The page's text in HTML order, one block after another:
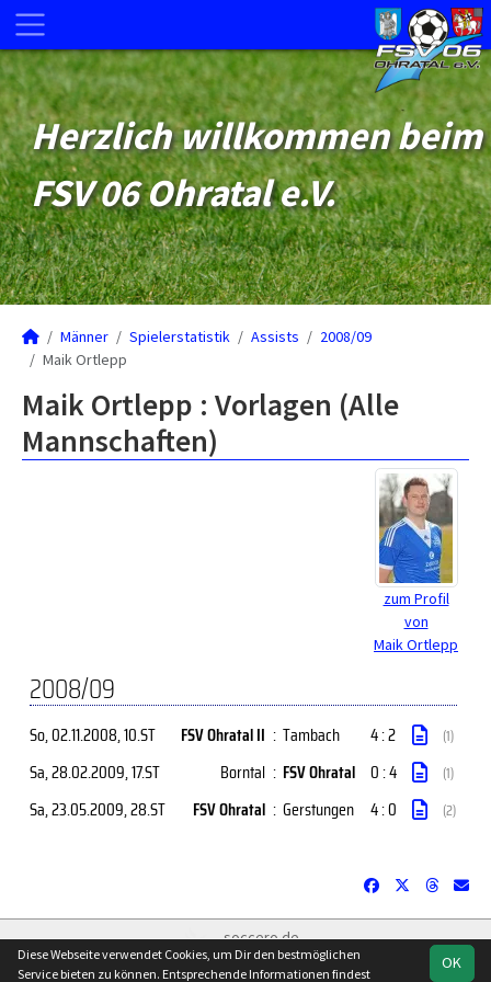
Herzlich willkommen beim
FSV 06 Ohratal e.V.
Männer Spielerstatistik Assists
2008/09
Maik Ortlepp
Maik Ortlepp : Vorlagen (Alle
Mannschaften)
zum Profil
von
Maik Ortlepp
2008/09
So, 02.11.2008, 10.ST FSV Ohratal II : Tambach 4 : 2 (1)
Sa, 28.02.2009, 17.ST Borntal : FSV Ohratal 0 : 4 (1)
Sa, 23.05.2009, 28.ST FSV Ohratal : Gerstungen 4 : 0 (2)
soccero.de
© 2006 - 2026 OK
Diese Webseite verwendet Cookies, um Dir den bestmöglichen
Service bieten zu können. Entsprechende Informationen findest